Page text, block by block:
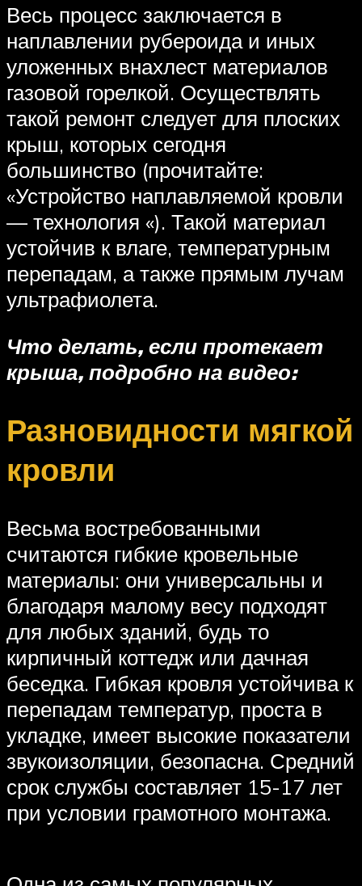
Весь процесс заключается в
наплавлении рубероида и иных
уложенных внахлест материалов
газовой горелкой. Осуществлять
такой ремонт следует для плоских
крыш, которых сегодня
большинство (прочитайте:
«Устройство наплавляемой кровли
— технология «). Такой материал
устойчив к влаге, температурным
перепадам, а также прямым лучам
ультрафиолета.
Что делать, если протекает
крыша, подробно на видео:
Разновидности мягкой
кровли
Весьма востребованными
считаются гибкие кровельные
материалы: они универсальны и
благодаря малому весу подходят
для любых зданий, будь то
кирпичный коттедж или дачная
беседка. Гибкая кровля устойчива к
перепадам температур, проста в
укладке, имеет высокие показатели
звукоизоляции, безопасна. Средний
срок службы составляет 15-17 лет
при условии грамотного монтажа.